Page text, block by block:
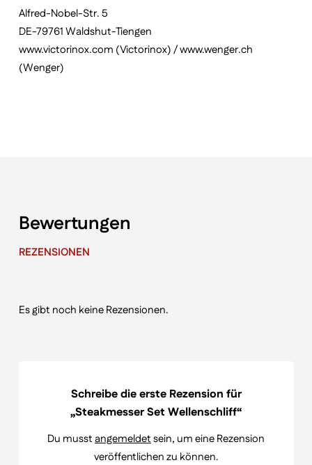
Alfred-Nobel-Str. 5
DE-79761 Waldshut-Tiengen
www.victorinox.com (Victorinox) / www.wenger.ch
(Wenger)
Bewertungen
REZENSIONEN
Es gibt noch keine Rezensionen.
Schreibe die erste Rezension für
„Steakmesser Set Wellenschliff“
Du musstangemeldetsein, um eine Rezension
veröffentlichen zu können.